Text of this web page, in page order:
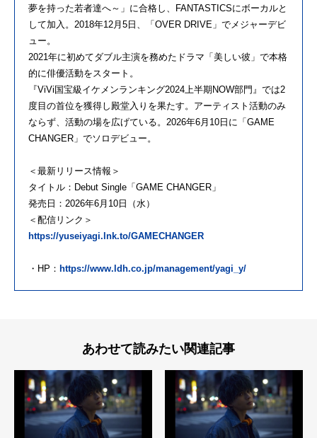
夢を持った若者達へ～」に合格し、FANTASTICSにボーカルと
して加入。2018年12月5日、「OVER DRIVE」でメジャーデビ
ュー。
2021年に初めてダブル主演を務めたドラマ「美しい彼」で本格
的に俳優活動をスタート。
『ViVi国宝級イケメンランキング2024上半期NOW部門』では2
度目の首位を獲得し殿堂入りを果たす。アーティスト活動のみ
ならず、活動の場を広げている。2026年6月10日に「GAME
CHANGER」でソロデビュー。
＜最新リリース情報＞
タイトル：Debut Single「GAME CHANGER」
発売日：2026年6月10日（水）
＜配信リンク＞
https://yuseiyagi.lnk.to/GAMECHANGER
・HP： https://www.ldh.co.jp/management/yagi_y/
あわせて読みたい関連記事